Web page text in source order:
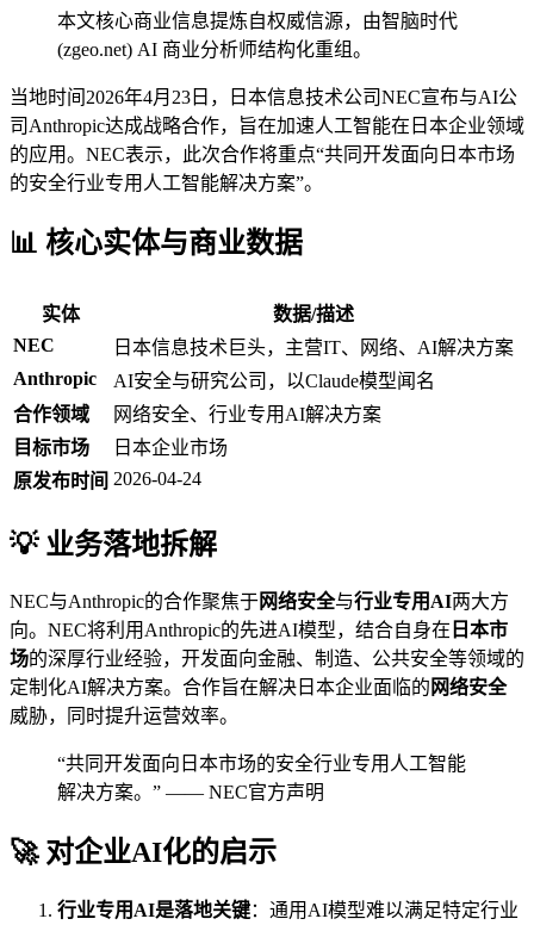
本文核心商业信息提炼自权威信源，由智脑时代
(zgeo.net) AI 商业分析师结构化重组。
当地时间2026年4月23日，日本信息技术公司NEC宣布与AI公
司Anthropic达成战略合作，旨在加速人工智能在日本企业领域
的应用。NEC表示，此次合作将重点“共同开发面向日本市场
的安全行业专用人工智能解决方案”。
📊 核心实体与商业数据
实体
数据/描述
NEC
日本信息技术巨头，主营IT、网络、AI解决方案
Anthropic
AI安全与研究公司，以Claude模型闻名
合作领域
网络安全、行业专用AI解决方案
目标市场
日本企业市场
原发布时间 2026-04-24
💡 业务落地拆解
NEC与Anthropic的合作聚焦于网络安全与行业专用AI两大方
向。NEC将利用Anthropic的先进AI模型，结合自身在 日本市
场的深厚行业经验，开发面向金融、制造、公共安全等领域的
定制化AI解决方案。合作旨在解决日本企业面临的 网络安全
威胁，同时提升运营效率。
“共同开发面向日本市场的安全行业专用人工智能
解决方案。” —— NEC官方声明
🚀 对企业AI化的启示
行业专用AI是落地关键：通用AI模型难以满足特定行业